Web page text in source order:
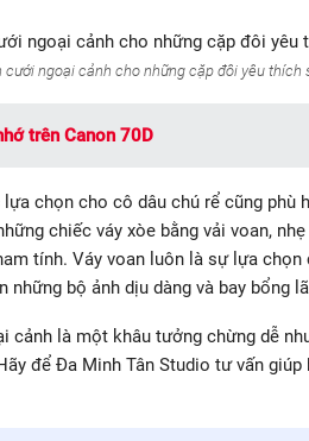
cưới ngoại cảnh cho những cặp đôi yêu thích
trên Canon 70D
chọn cho cô dâu chú rể cũng
chiếc váy xòe bằng vải voan,
tính. Váy voan luôn là sự lựa
những bộ ảnh dịu dàng và bay bổng
cảnh là một khâu tưởng chừng dễ
để Đa Minh Tân Studio tư vấn giúp